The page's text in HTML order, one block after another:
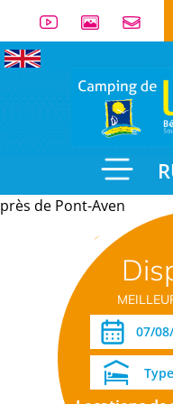
près de Pont-Aven